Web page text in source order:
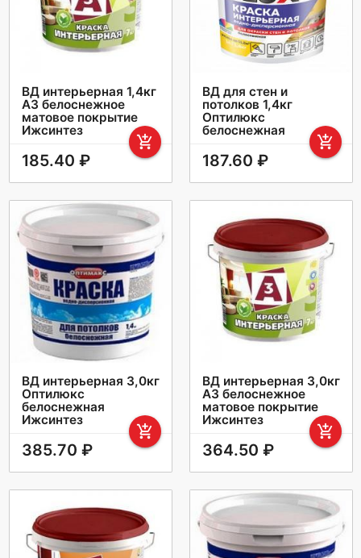
ВД интерьерная 1,4кг
А3 белоснежное
матовое покрытие
Ижсинтез
add_shopping_cart
185.40 ₽
ВД для стен и
потолков 1,4кг
Оптилюкс
белоснежная
add_shopping_cart
187.60 ₽
ВД интерьерная 3,0кг
Оптилюкс
белоснежная
Ижсинтез
add_shopping_cart
385.70 ₽
ВД интерьерная 3,0кг
А3 белоснежное
матовое покрытие
Ижсинтез
add_shopping_cart
364.50 ₽